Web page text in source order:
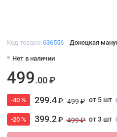
Код товара: 636556 Донецкая
Нет в наличии
499.00 ₽
-40 % 299.4₽ 499 ₽ от 5 шт
-20 % 399.2₽ 499 ₽ от 3 шт